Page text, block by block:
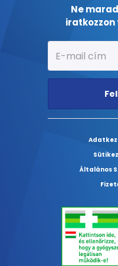
Ne
Általános